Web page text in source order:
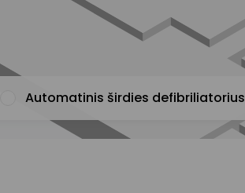
Automatinis širdies defibriliatorius